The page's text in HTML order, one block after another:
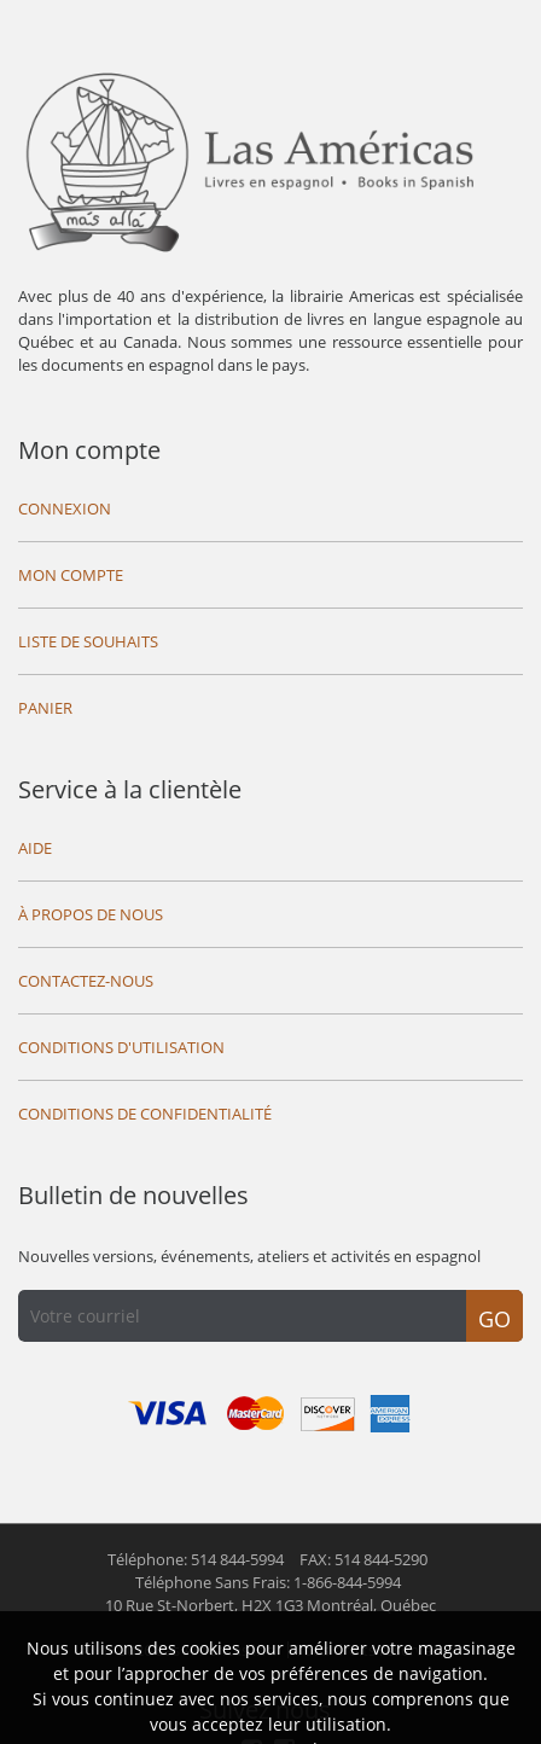
Avec plus de 40 ans d'expérience, la librairie Americas est spécialisée
dans l'importation et la distribution de livres en langue espagnole au
Québec et au Canada. Nous sommes une ressource essentielle pour
les documents en espagnol dans le pays.
Mon compte
CONNEXION
MON COMPTE
LISTE DE SOUHAITS
PANIER
Service à la clientèle
AIDE
À PROPOS DE NOUS
CONTACTEZ-NOUS
CONDITIONS D'UTILISATION
CONDITIONS DE CONFIDENTIALITÉ
Bulletin de nouvelles
Nouvelles versions, événements, ateliers et activités en espagnol
GO
Téléphone: 514 844-5994
FAX: 514 844-5290
Téléphone Sans Frais: 1-866-844-5994
10 Rue St-Norbert, H2X 1G3 Montréal, Québec
© 2026 Las Americas inc. Tous droits réservés
Suivez nous
Nous utilisons des cookies pour améliorer votre magasinage
et pour l’approcher de vos préférences de navigation.
Si vous continuez avec nos services, nous comprenons que
vous acceptez leur utilisation.